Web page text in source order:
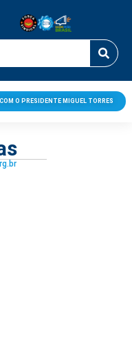
COM O PRESIDENTE MIGUEL TORRES